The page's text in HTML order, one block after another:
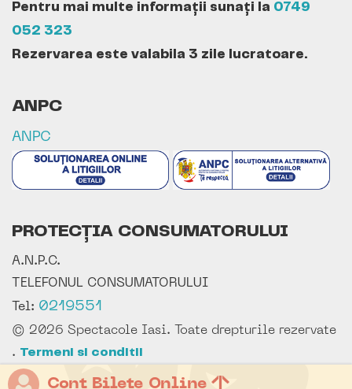
Cont Bilete Online
Pentru mai multe informații sunați la 0749
052 323
Rezervarea este valabila 3 zile lucratoare.
ANPC
ANPC
PROTECȚIA CONSUMATORULUI
A.N.P.C.
TELEFONUL CONSUMATORULUI
Tel: 0219551
© 2026 Spectacole Iasi. Toate drepturile rezervate
. Termeni si conditii